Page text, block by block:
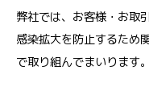
弊社では、お客様・お取
感染拡大を防止するため
で取り組んでまいります。